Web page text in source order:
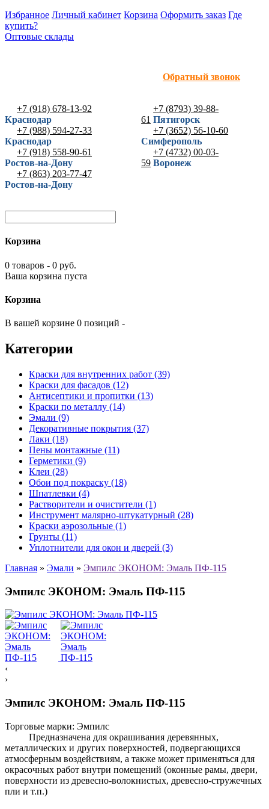
Избранное Личный кабинет Корзина Оформить заказ Где
купить?
Оптовые склады
Обратный звонок
+7 (918) 678-13-92
Краснодар
+7 (988) 594-27-33
Краснодар
+7 (918) 558-90-61
Ростов-на-Дону
+7 (863) 203-77-47
Ростов-на-Дону
+7 (8793) 39-88-
61 Пятигорск
+7 (3652) 56-10-60
Симферополь
+7 (4732) 00-03-
59 Воронеж
Корзина
0 товаров - 0 руб.
Ваша корзина пуста
Корзина
В вашей корзине 0 позиций -
Категории
Краски для внутренних работ (39)
Краски для фасадов (12)
Антисептики и пропитки (13)
Краски по металлу (14)
Эмали (9)
Декоративные покрытия (37)
Лаки (18)
Пены монтажные (11)
Герметики (9)
Клеи (28)
Обои под покраску (18)
Шпатлевки (4)
Растворители и очистители (1)
Инструмент малярно-штукатурный (28)
Краски аэрозольные (1)
Грунты (11)
Уплотнители для окон и дверей (3)
Главная » Эмали » Эмпилс ЭКОНОМ: Эмаль ПФ-115
Эмпилс ЭКОНОМ: Эмаль ПФ-115
‹
›
Эмпилс ЭКОНОМ: Эмаль ПФ-115
Торговые марки: Эмпилс
Предназначена для окрашивания деревянных,
металлических и других поверхностей, подвергающихся
атмосферным воздействиям, а также может применяться для
окрасочных работ внутри помещений (оконные рамы, двери,
поверхности из древесно-волокнистых, древесно-стружечных
пли и т.п.)